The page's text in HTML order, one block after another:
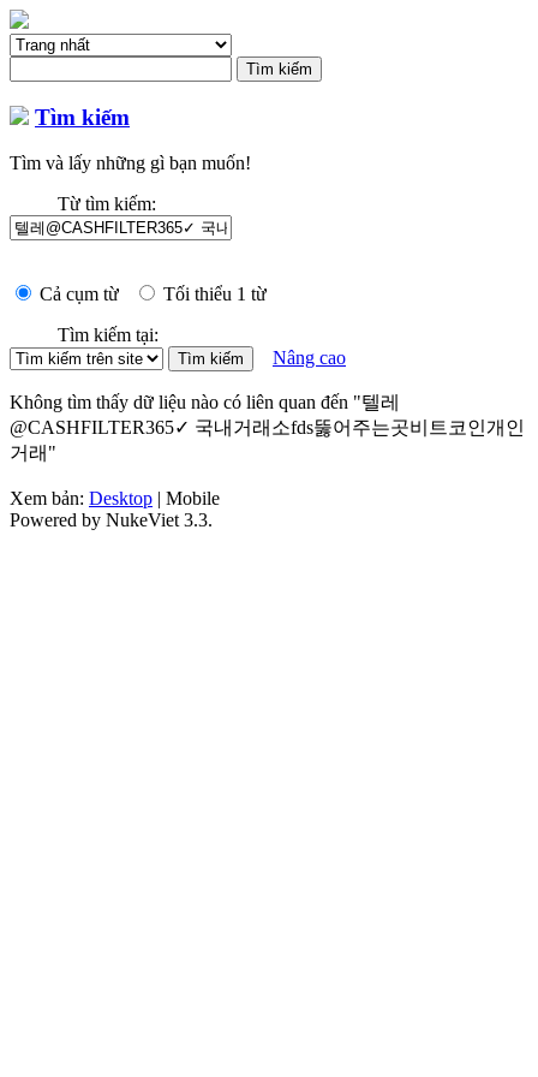
Tìm kiếm
Tìm và lấy những gì bạn muốn!
Từ tìm kiếm:
Cả cụm từ
Tối thiểu 1 từ
Tìm kiếm tại:
Nâng cao
Không tìm thấy dữ liệu nào có liên quan đến "텔레
@CASHFILTER365✓ 국내거래소fds뚫어주는곳비트코인개인
거래"
Xem bản: Desktop | Mobile
Powered by NukeViet 3.3.